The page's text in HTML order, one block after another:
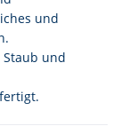
und
Staub und